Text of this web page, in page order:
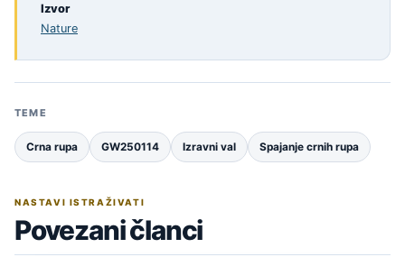
Izvor
Nature
TEME
Crna rupa GW250114 Izravni val Spajanje crnih rupa
NASTAVI ISTRAŽIVATI
Povezani članci